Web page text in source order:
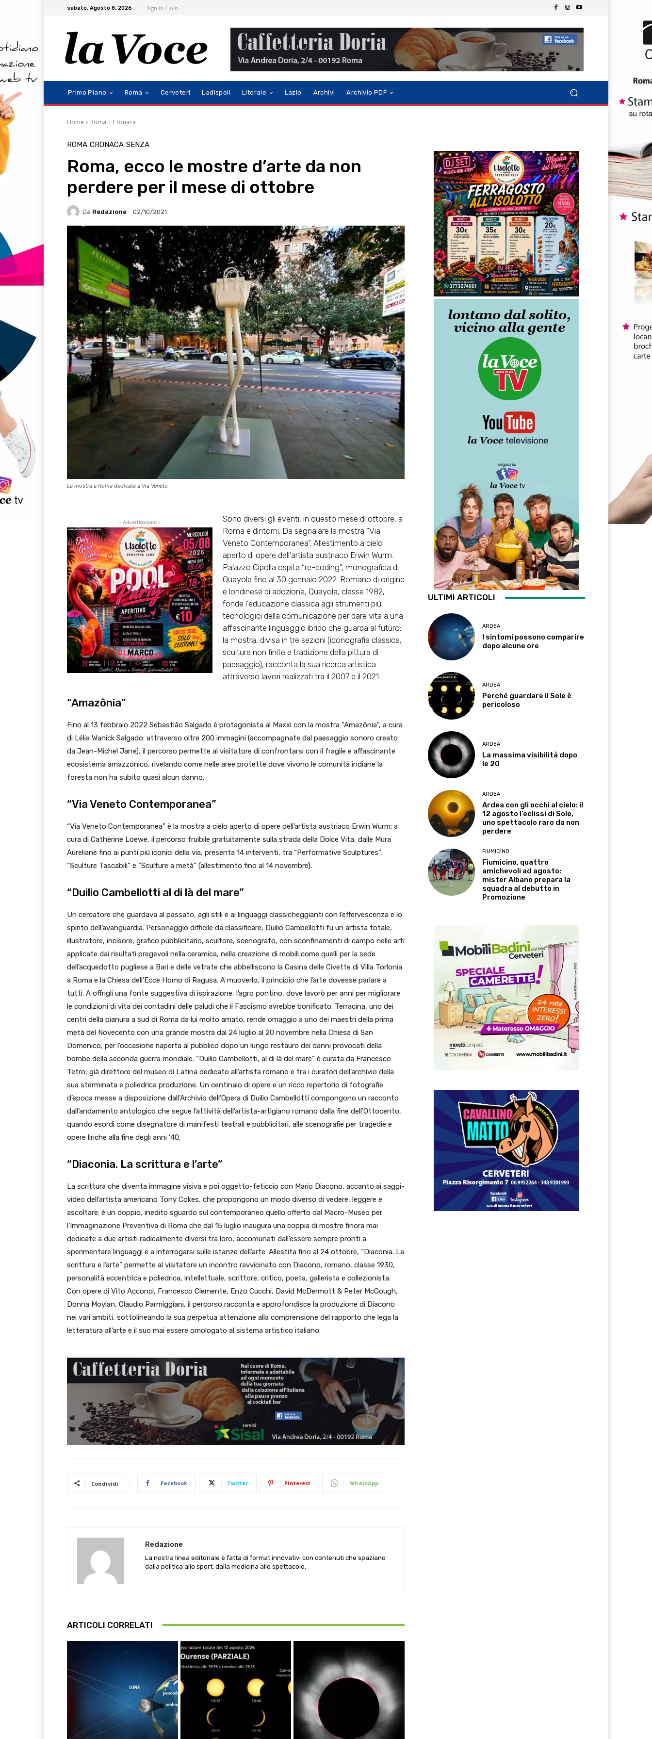
sabato, Agosto 8, 2026 Sign in / Join
Primo Piano Roma Cerveteri Ladispoli Litorale Lazio Archivi Archivio PDF
Home Roma Cronaca
ROMA CRONACA SENZA
Roma, ecco le mostre d’arte da non
perdere per il mese di ottobre
Da Redazione 02/10/2021
La mostra a Roma dedicata a Via Veneto
- Advertisement -
Sono diversi gli eventi, in questo mese di ottobre, a
Roma e dintorni. Da segnalare la mostra “Via
Veneto Contemporanea”. Allestimento a cielo
aperto di opere dell’artista austriaco Erwin Wurm.
Palazzo Cipolla ospita “re-coding”, monografica di
Quayola fino al 30 gennaio 2022. Romano di origine
e londinese di adozione, Quayola, classe 1982,
fonde l’educazione classica agli strumenti più
tecnologici della comunicazione per dare vita a una
affascinante linguaggio ibrido che guarda al futuro:
la mostra, divisa in tre sezioni (iconografia classica,
sculture non finite e tradizione della pittura di
paesaggio), racconta la sua ricerca artistica
attraverso lavori realizzati tra il 2007 e il 2021.
“Amazônia”
Fino al 13 febbraio 2022 Sebastião Salgado è protagonista al Maxxi con la mostra “Amazônia”, a cura
di Lélia Wanick Salgado: attraverso oltre 200 immagini (accompagnate dal paesaggio sonoro creato
da Jean-Michel Jarre), il percorso permette al visitatore di confrontarsi con il fragile e affascinante
ecosistema amazzonico, rivelando come nelle aree protette dove vivono le comunità indiane la
foresta non ha subito quasi alcun danno.
“Via Veneto Contemporanea”
“Via Veneto Contemporanea” è la mostra a cielo aperto di opere dell’artista austriaco Erwin Wurm: a
cura di Catherine Loewe, il percorso fruibile gratuitamente sulla strada della Dolce Vita, dalle Mura
Aureliane fino ai punti più iconici della via, presenta 14 interventi, tra “Performative Sculptures”,
“Sculture Tascabili” e “Sculture a metà” (allestimento fino al 14 novembre).
“Duilio Cambellotti al di là del mare”
Un cercatore che guardava al passato, agli stili e ai linguaggi classicheggianti con l’effervescenza e lo
spirito dell’avanguardia. Personaggio difficile da classificare, Duilio Cambellotti fu un artista totale,
illustratore, incisore, grafico pubblicitario, scultore, scenografo, con sconfinamenti di campo nelle arti
applicate dai risultati pregevoli nella ceramica, nella creazione di mobili come quelli per la sede
dell’acquedotto pugliese a Bari e delle vetrate che abbelliscono la Casina delle Civette di Villa Torlonia
a Roma e la Chiesa dell’Ecce Homo di Ragusa. A muoverlo, il principio che l’arte dovesse parlare a
tutti. A offrigli una fonte suggestiva di ispirazione, l’agro pontino, dove lavorò per anni per migliorare
le condizioni di vita dei contadini delle paludi che il Fascismo avrebbe bonificato. Terracina, uno dei
centri della pianura a sud di Roma da lui molto amato, rende omaggio a uno dei maestri della prima
metà del Novecento con una grande mostra dal 24 luglio al 20 novembre nella Chiesa di San
Domenico, per l’occasione riaperta al pubblico dopo un lungo restauro dei danni provocati della
bombe della seconda guerra mondiale. “Duilio Cambellotti, al di là del mare” è curata da Francesco
Tetro, già direttore del museo di Latina dedicato all’artista romano e tra i curatori dell’archivio della
sua sterminata e poliedrica produzione. Un centinaio di opere e un ricco repertorio di fotografie
d’epoca messe a disposizione dall’Archivio dell’Opera di Duilio Cambellotti compongono un racconto
dall’andamento antologico che segue l’attività dell’artista-artigiano romano dalla fine dell’Ottocento,
quando esordì come disegnatore di manifesti teatrali e pubblicitari, alle scenografie per tragedie e
opere liriche alla fine degli anni ’40.
“Diaconia. La scrittura e l’arte”
La scrittura che diventa immagine visiva e poi oggetto-feticcio con Mario Diacono, accanto ai saggi-
video dell’artista americano Tony Cokes, che propongono un modo diverso di vedere, leggere e
ascoltare: è un doppio, inedito sguardo sul contemporaneo quello offerto dal Macro-Museo per
l’Immaginazione Preventiva di Roma che dal 15 luglio inaugura una coppia di mostre finora mai
dedicate a due artisti radicalmente diversi tra loro, accomunati dall’essere sempre pronti a
sperimentare linguaggi e a interrogarsi sulle istanze dell’arte. Allestita fino al 24 ottobre, “Diaconia. La
scrittura e l’arte” permette al visitatore un incontro ravvicinato con Diacono, romano, classe 1930,
personalità eccentrica e poliedrica, intellettuale, scrittore, critico, poeta, gallerista e collezionista.
Con opere di Vito Acconci, Francesco Clemente, Enzo Cucchi, David McDermott & Peter McGough,
Donna Moylan, Claudio Parmiggiani, il percorso racconta e approfondisce la produzione di Diacono
nei vari ambiti, sottolineando la sua perpetua attenzione alla comprensione del rapporto che lega la
letteratura all’arte e il suo mai essere omologato al sistema artistico italiano.
Condividi Facebook Twitter Pinterest WhatsApp
Redazione
La nostra linea editoriale è fatta di format innovativi con contenuti che spaziano
dalla politica allo sport, dalla medicina allo spettacolo.
ARTICOLI CORRELATI
ULTIMI ARTICOLI
ARDEA
I sintomi possono comparire
dopo alcune ore
ARDEA
Perché guardare il Sole è
pericoloso
ARDEA
La massima visibilità dopo
le 20
ARDEA
Ardea con gli occhi al cielo: il
12 agosto l’eclissi di Sole,
uno spettacolo raro da non
perdere
FIUMICINO
Fiumicino, quattro
amichevoli ad agosto:
mister Albano prepara la
squadra al debutto in
Promozione